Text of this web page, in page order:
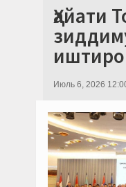
Ҳайати
Июль 6, 2026